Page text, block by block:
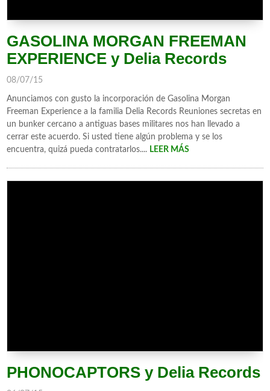
GASOLINA MORGAN FREEMAN
EXPERIENCE y Delia Records
08/07/15
Anunciamos con gusto la incorporación de Gasolina Morgan
Freeman Experience a la familia Delia Records Reuniones secretas en
un bunker cercano a antiguas bases militares nos han llevado a
cerrar este acuerdo. Si usted tiene algún problema y se los
encuentra, quizá pueda contratarlos.... LEER MÁS
PHONOCAPTORS y Delia Records